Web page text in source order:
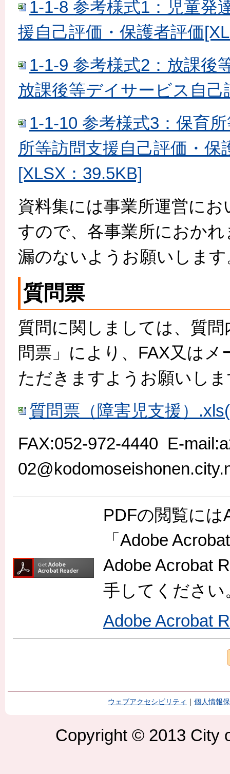
1-1-8 参考様式1：児童発
援自己評価・保護者評価
1-1-9 参考様式2：放課後
放課後等デイサービス自
1-1-10 参考様式3：保育
所等訪問支援自己評価・
[XLSX：39.5KB]
資料集には事業所運営に
すので、各事業所におか
漏のないようお願いします
質問票
質問に関しましては、質
問票」により、FAX又は
ただきますようお願いし
質問票（障害児支援）
FAX:052-972-4440 E-
PDFの閲覧に
「Adobe
Adobe Acrobat
手してください
Adobe Acrobat
ウェブアクセシビリティ 個人情報
Copyright © 2013 City